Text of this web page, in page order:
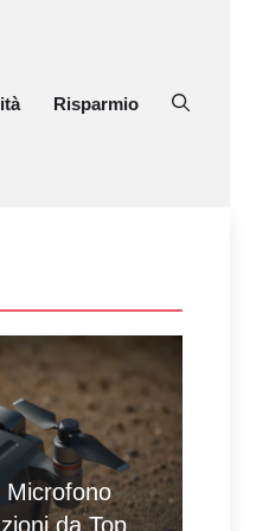
Risparmio
Microfono
da Top